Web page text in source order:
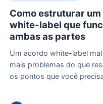
Como estruturar
white-label que
ambas as partes
Um acordo white-label
mais problemas do que
os pontos que você